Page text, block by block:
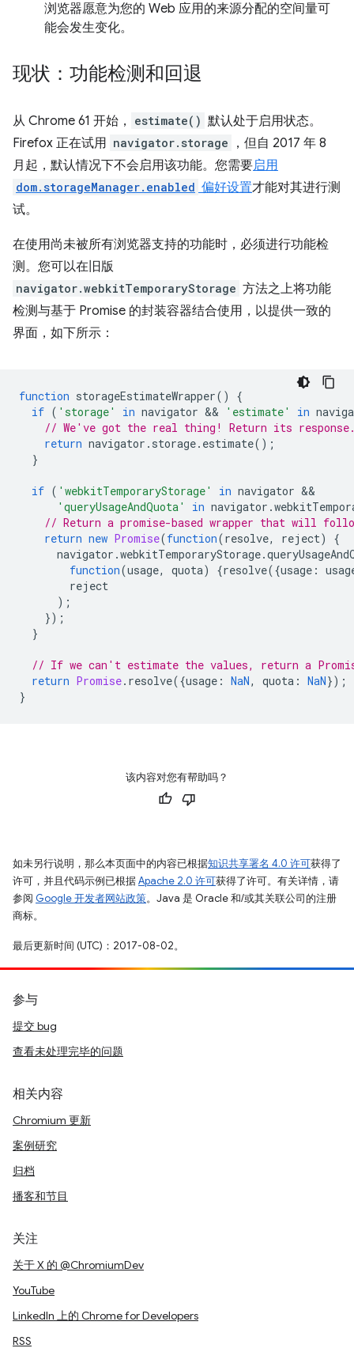
浏览器愿意为您的 Web 应用的来源分配的空间量可
能会发生变化。
现状：功能检测和回退
从 Chrome 61 开始， estimate() 默认处于启用状态。
Firefox 正在试用 navigator.storage
，但自 2017 年 8
月起，默认情况下不会启用该功能。您需要启用
dom.storageManager.enabled 偏好设置才能对其进行测
试。
在使用尚未被所有浏览器支持的功能时，必须进行功能检
测。您可以在旧版
navigator.webkitTemporaryStorage 方法之上将功能
检测与基于 Promise 的封装容器结合使用，以提供一致的
界面，如下所示：
function storageEstimateWrapper()
{
if ( 'storage' in navigator && 'estimate' in
// We've got the real thing! Return its
return navigator . storage. estimate();
}
if ( 'webkitTemporaryStorage' in navigator
'queryUsageAndQuota'
in navigator .
// Return a promise-based wrapper that will
return new Promise(function(resolve, reject)
{
navigator .webkitTemporaryStorage.
function(usage, quota) {resolve({usage :
reject
);
});
}
// If we can't estimate the values, return a
return Promise. resolve({usage : NaN, quota : NaN});
}
该内容对您有帮助吗？
如未另行说明，那么本页面中的内容已根据知识共享署名 4.0 许可获得了
许可，并且代码示例已根据Apache 2.0 许可获得了许可。有关详情，请
参阅 Google 开发者网站政策。Java 是 Oracle 和/或其关联公司的注册
商标。
最后更新时间 (UTC)：2017-08-02。
参与
提交 bug
查看未处理完毕的问题
相关内容
Chromium 更新
案例研究
归档
播客和节目
关注
关于 X 的 @ChromiumDev
YouTube
LinkedIn 上的 Chrome for Developers
RSS